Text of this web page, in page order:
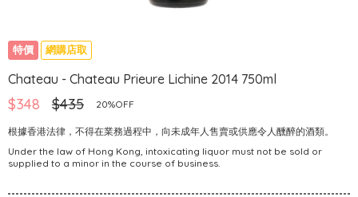
特價 網購店取
Chateau - Chateau Prieure Lichine 2014 750ml
$348 $435 20%OFF
根據香港法律，不得在業務過程中，向未成年人售賣或供應令人醺醉的酒類。
Under the law of Hong Kong, intoxicating liquor must not be sold or
supplied to a minor in the course of business.